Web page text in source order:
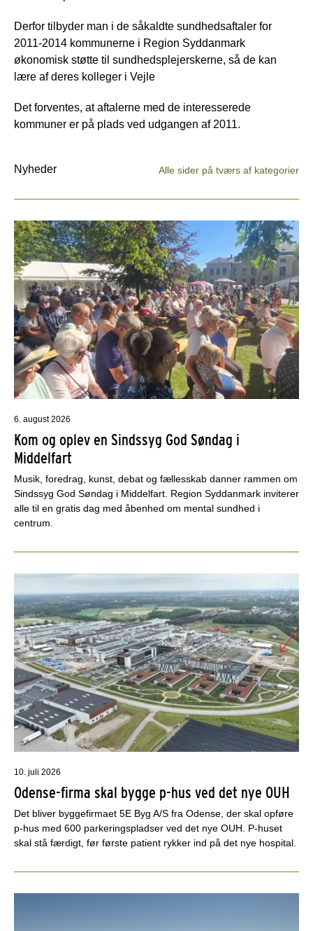
Derfor tilbyder man i de såkaldte sundhedsaftaler for
2011-2014 kommunerne i Region Syddanmark
økonomisk støtte til sundhedsplejerskerne, så de kan
lære af deres kolleger i Vejle
Det forventes, at aftalerne med de interesserede
kommuner er på plads ved udgangen af 2011.
Nyheder Alle sider på tværs af kategorier
6. august 2026
Kom og oplev en Sindssyg God Søndag i
Middelfart
Musik, foredrag, kunst, debat og fællesskab danner rammen om
Sindssyg God Søndag i Middelfart. Region Syddanmark inviterer
alle til en gratis dag med åbenhed om mental sundhed i
centrum.
10. juli 2026
Odense-firma skal bygge p-hus ved det nye OUH
Det bliver byggefirmaet 5E Byg A/S fra Odense, der skal opføre
p-hus med 600 parkeringspladser ved det nye OUH. P-huset
skal stå færdigt, før første patient rykker ind på det nye hospital.